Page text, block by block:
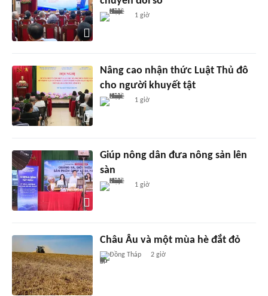
1 giờ
Nâng cao nhận thức Luật Thủ đô
cho người khuyết tật
1 giờ
Giúp nông dân đưa nông sản lên
sàn
1 giờ
Châu Âu và một mùa hè đắt đỏ
Đồng Tháp 2 giờ